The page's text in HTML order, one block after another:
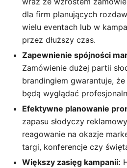
dla firm planujących
wielu eventach lub w
przez dłuższy czas.
Zapewnienie spójności
Zamówienie dużej partii
brandingiem gwarantuje,
będą wyglądać
Efektywne planowanie
zapasu słodyczy
reagowanie na okazje
targi, konferencje czy
Większy zasięg kampanii: